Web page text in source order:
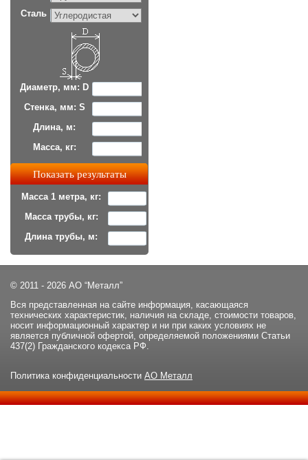
Сталь
Диаметр, мм: D
Стенка, мм: S
Длина, м:
Масса, кг:
Масса 1 метра, кг:
Масса трубы, кг:
Длина трубы, м:
© 2011 - 2026 АО “Металл”
Вся представленная на сайте информация, касающаяся
технических характеристик, наличия на складе, стоимости товаров,
носит информационный характер и ни при каких условиях не
является публичной офертой, определяемой положениями Статьи
437(2) Гражданского кодекса РФ.
Политика конфиденциальности АО Металл